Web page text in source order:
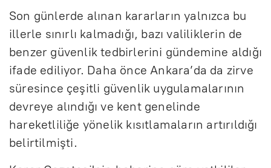
Son günlerde alınan kararların yalnızca bu
illerle sınırlı kalmadığı, bazı valiliklerin de
benzer güvenlik tedbirlerini gündemine aldığı
ifade ediliyor. Daha önce Ankara’da da zirve
süresince çeşitli güvenlik uygulamalarının
devreye alındığı ve kent genelinde
hareketliliğe yönelik kısıtlamaların artırıldığı
belirtilmişti.